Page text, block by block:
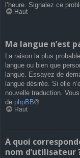
l’heure. Signalez ce
Haut
Ma langue n’est
La raison la plus
langue ou bien que
langue. Essayez de
langue désirée. Si elle
nouvelle traduction.
de phpBB®.
Haut
A quoi
nom d’utilisateur